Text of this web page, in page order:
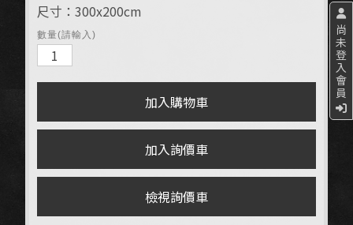
尚
未
登
入
會
員
尺寸：300x200cm
數量(請輸入)
檢視詢價車